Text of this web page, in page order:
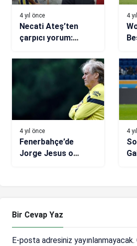
4 yıl önce
Necati Ateş’ten
çarpıcı yorum:
üzülmesin!
4
4 yıl önce
Fenerbahçe’de
Jorge Jesus o
4
Bir Cevap Yaz
E-posta adresiniz yayınlanmayacak.